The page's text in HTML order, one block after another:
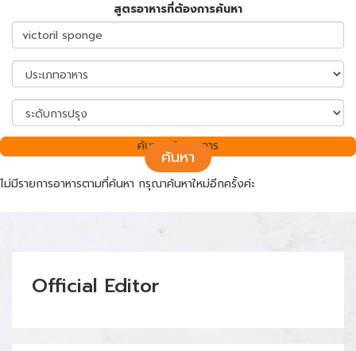
สูตรอาหารที่ต้องการค้นหา
ค้นหา
ไม่มีรายการอาหารตามที่ค้นหา กรุณาค้นหาใหม่อีกครั้งค่ะ
ค้นพบ 0 รายการ
Official Editor